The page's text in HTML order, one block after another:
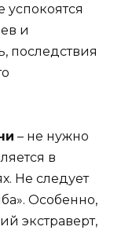
успокоятся
и
последствия
– не нужно
в
Не следует
Особенно,
экстраверт,